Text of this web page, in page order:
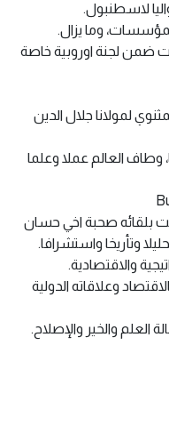
لاسطنبول.
وما يزال.
ضمن لجنة اوروبية خاصة
لمولانا جلال الدين
وطاف العالم عملا وعلما
بلقائه صحبة اخي حسان
وتأريخا واستشرافا.
والاقتصادية.
وعلاقاته الدولية
العلم والخير والإصلاح.